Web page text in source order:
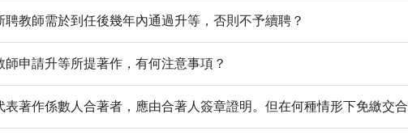
聘教師需於到任後幾年內通過升等，否則不予續聘？
師申請升等所提著作，有何注意事項？
表著作係數人合著者，應由合著人簽章證明。但在何種情形下免繳交